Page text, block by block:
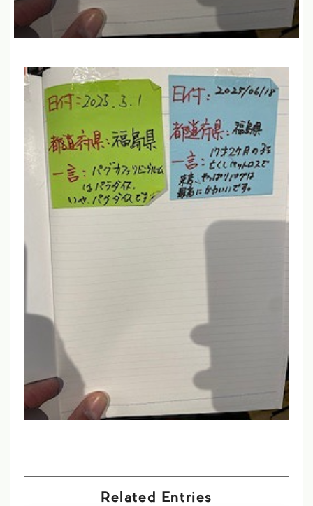
Related Entries